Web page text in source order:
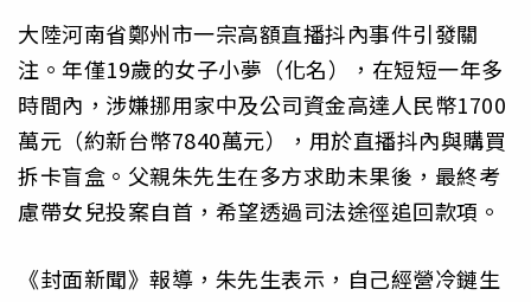
大陸河南省鄭州市一宗高額直播抖內事件引發關
注。年僅19歲的女子小夢（化名），在短短一年多
時間內，涉嫌挪用家中及公司資金高達人民幣1700
萬元（約新台幣7840萬元），用於直播抖內與購買
拆卡盲盒。父親朱先生在多方求助未果後，最終考
慮帶女兒投案自首，希望透過司法途徑追回款項。
《封面新聞》報導，朱先生表示，自己經營冷鏈生